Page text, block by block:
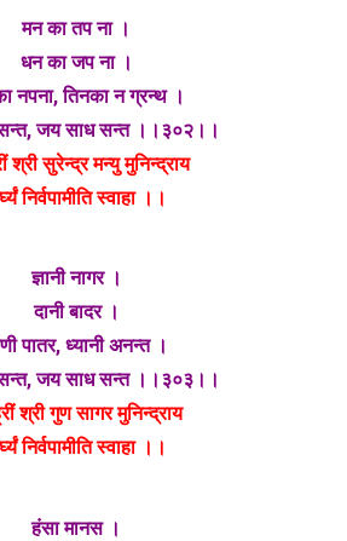
मन का तप ना ।
धन का जप ना ।
नपना, तिनका न ग्रन्थ ।
जय साध सन्त ।।३०२।।
श्री सुरेन्द्र मन्यु मुनिन्द्राय
निर्वपामीति स्वाहा ।।
ज्ञानी नागर ।
दानी बादर ।
पातर, ध्यानी अनन्त ।
जय साध सन्त ।।३०३।।
श्री गुण सागर मुनिन्द्राय
निर्वपामीति स्वाहा ।।
हंसा मानस ।